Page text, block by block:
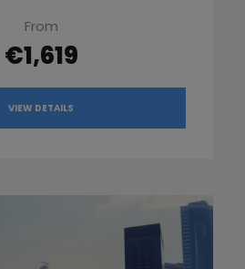
From
€1,619
VIEW DETAILS